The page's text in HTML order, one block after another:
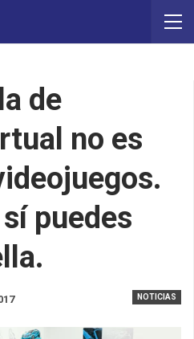
de
no es
puedes
NOTICIAS